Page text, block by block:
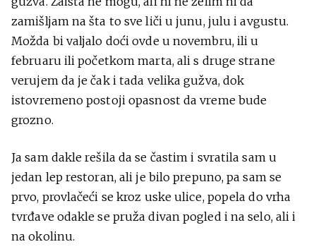
zamišljam na šta to sve liči u junu, julu i avgustu.
Možda bi valjalo doći ovde u novembru, ili u
februaru ili početkom marta, ali s druge strane
verujem da je čak i tada velika gužva, dok
istovremeno postoji opasnost da vreme bude
grozno.
Ja sam dakle rešila da se častim i svratila sam u
jedan lep restoran, ali je bilo prepuno, pa sam se
prvo, provlačeći se kroz uske ulice, popela do vrha
tvrđave odakle se pruža divan pogled i na selo, ali i
na okolinu.